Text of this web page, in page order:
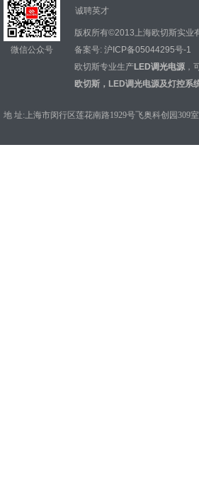
微信公众号
诚聘英才
版权所有©2013上海欧切斯实业
备案号: 沪ICP备05044295号-1
欧切斯专业生产LED调光电源 ，
欧切斯，LED调光电源及灯控系
地 址:上海市闵行区莲花南路1929号飞奥科创园309